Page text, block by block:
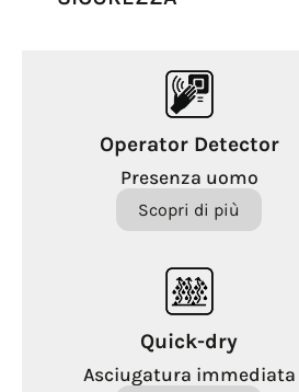
Operator Detector
Presenza uomo
Scopri di più
Quick-dry
Asciugatura immediata